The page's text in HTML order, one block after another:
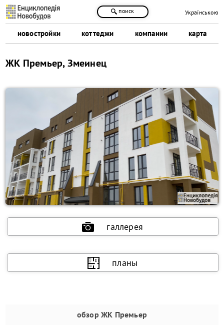
новостройки коттеджи компании карта
поиск Українською
ЖК Премьер, Змеинец
галлерея
планы
обзор ЖК Премьер